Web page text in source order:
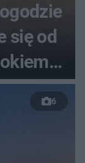
się od
6